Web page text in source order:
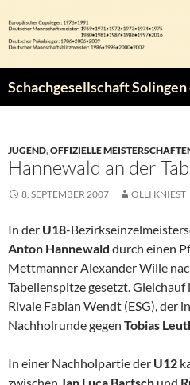
Inhalt
springen
Schachgesellschaft Solingen
JUGEND,OFFIZIELLE
Hannewald an der
8. SEPTEMBER 2007 OLLI KNIEST
In der U18-
Anton Hannewald durch einen
Mettmanner Alexander Wille
Tabellenspitze gesetzt.
Rivale Fabian Wendt (ESG), der
Nachholrunde gegen Tobias
In einer Nachholpartie der U12